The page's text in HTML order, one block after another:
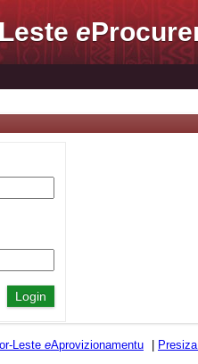
e
Leste eAprovizionamentu